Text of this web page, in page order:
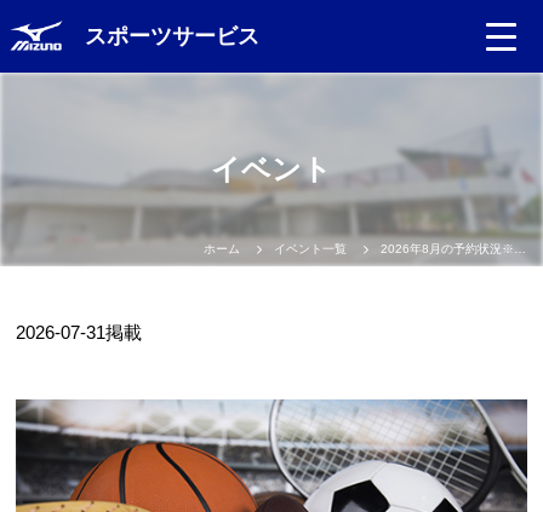
スポーツサービス
イベント
ホーム イベント一覧
2026-07-31掲載